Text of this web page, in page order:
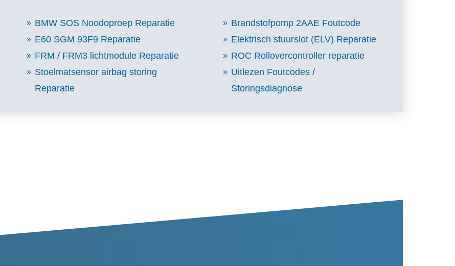
BMW SOS Noodoproep Reparatie
Brandstofpomp 2AAE Foutcode
E60 SGM 93F9 Reparatie
Elektrisch stuurslot (ELV) Reparatie
FRM / FRM3 lichtmodule Reparatie
ROC Rollovercontroller reparatie
Stoelmatsensor airbag storing
Reparatie
Uitlezen Foutcodes /
Storingsdiagnose